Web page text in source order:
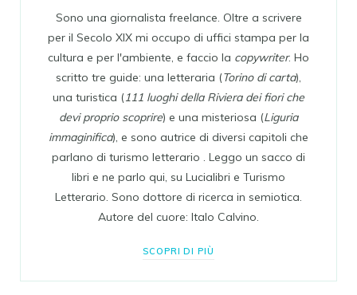
Sono una giornalista freelance. Oltre a scrivere
per il Secolo XIX mi occupo di uffici stampa per la
cultura e per l'ambiente, e faccio la copywriter. Ho
scritto tre guide: una letteraria (Torino di carta),
una turistica (111 luoghi della Riviera dei fiori che
devi proprio scoprire) e una misteriosa (Liguria
immaginifica), e sono autrice di diversi capitoli che
parlano di turismo letterario . Leggo un sacco di
libri e ne parlo qui, su Lucialibri e Turismo
Letterario. Sono dottore di ricerca in semiotica.
Autore del cuore: Italo Calvino.
SCOPRI DI PIÙ